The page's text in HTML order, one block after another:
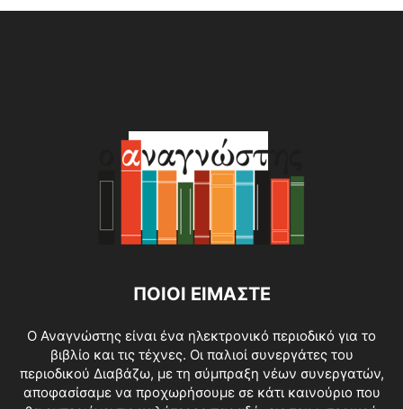
ΠΟΙΟΙ ΕΙΜΑΣΤΕ
O Αναγνώστης είναι ένα ηλεκτρονικό περιοδικό για το
βιβλίο και τις τέχνες. Οι παλιοί συνεργάτες του
περιοδικού Διαβάζω, με τη σύμπραξη νέων συνεργατών,
αποφασίσαμε να προχωρήσουμε σε κάτι καινούριο που